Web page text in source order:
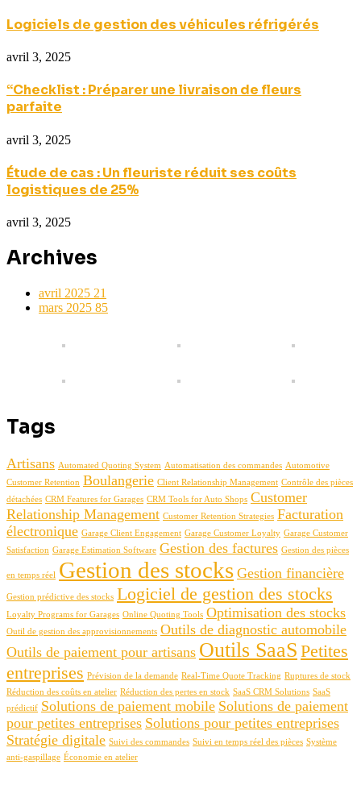
Logiciels de gestion des véhicules réfrigérés
avril 3, 2025
“Checklist : Préparer une livraison de fleurs
parfaite
avril 3, 2025
Étude de cas : Un fleuriste réduit ses coûts
logistiques de 25%
avril 3, 2025
Archives
avril 2025 21
mars 2025 85
Tags
Artisans Automated Quoting System Automatisation des commandes Automotive
Customer Retention Boulangerie Client Relationship Management Contrôle des pièces
détachées CRM Features for Garages CRM Tools for Auto Shops Customer
Relationship Management Customer Retention Strategies Facturation
électronique Garage Client Engagement Garage Customer Loyalty Garage Customer
Satisfaction Garage Estimation Software Gestion des factures Gestion des pièces
en temps réel Gestion des stocks Gestion financière
Gestion prédictive des stocks Logiciel de gestion des stocks
Loyalty Programs for Garages Online Quoting Tools Optimisation des stocks
Outil de gestion des approvisionnements Outils de diagnostic automobile
Outils de paiement pour artisans Outils SaaS Petites
entreprises Prévision de la demande Real-Time Quote Tracking Ruptures de stock
Réduction des coûts en atelier Réduction des pertes en stock SaaS CRM Solutions SaaS
prédictif Solutions de paiement mobile Solutions de paiement
pour petites entreprises Solutions pour petites entreprises
Stratégie digitale Suivi des commandes Suivi en temps réel des pièces Système
anti-gaspillage Économie en atelier